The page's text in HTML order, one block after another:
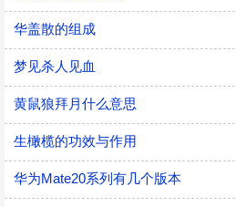
华盖散的组成
梦见杀人见血
黄鼠狼拜月什么意思
生橄榄的功效与作用
华为Mate20系列有几个版本